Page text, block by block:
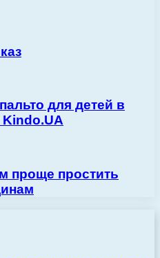
для детей в
Kindo.UA
проще простить